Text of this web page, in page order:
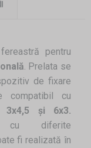
pentru
. Prelata se
de fixare
compatibil cu
3x4,5 și 6x3.
cu diferite
fi realizată în